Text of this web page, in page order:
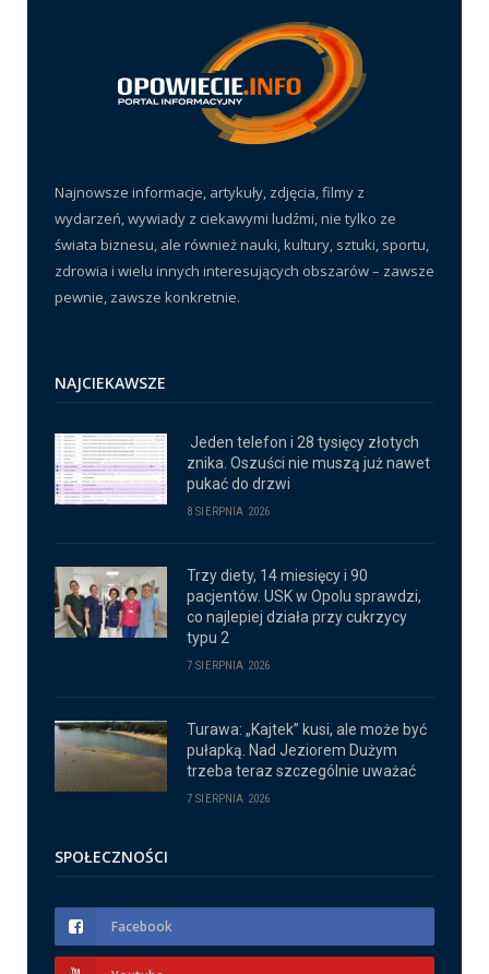
Najnowsze informacje, artykuły, zdjęcia, filmy z
wydarzeń, wywiady z ciekawymi ludźmi, nie tylko ze
świata biznesu, ale również nauki, kultury, sztuki, sportu,
zdrowia i wielu innych interesujących obszarów – zawsze
pewnie, zawsze konkretnie.
NAJCIEKAWSZE
Jeden telefon i 28 tysięcy złotych
znika. Oszuści nie muszą już nawet
pukać do drzwi
8 SIERPNIA 2026
Trzy diety, 14 miesięcy i 90
pacjentów. USK w Opolu sprawdzi,
co najlepiej działa przy cukrzycy
typu 2
7 SIERPNIA 2026
Turawa: „Kajtek” kusi, ale może być
pułapką. Nad Jeziorem Dużym
trzeba teraz szczególnie uważać
7 SIERPNIA 2026
SPOŁECZNOŚCI
Facebook